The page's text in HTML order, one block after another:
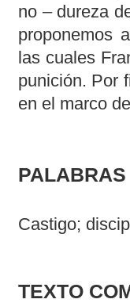
no – dureza
proponemos
las cuales
punición. Por
en el marco
Castigo;
TEXTO